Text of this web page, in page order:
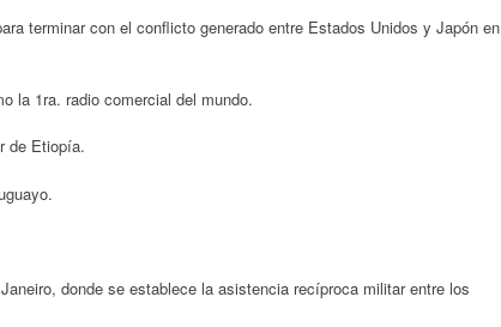
terminar con el conflicto generado entre Estados Unidos y Japón en
la 1ra. radio comercial del mundo.
de Etiopía.
donde se establece la asistencia recíproca militar entre los